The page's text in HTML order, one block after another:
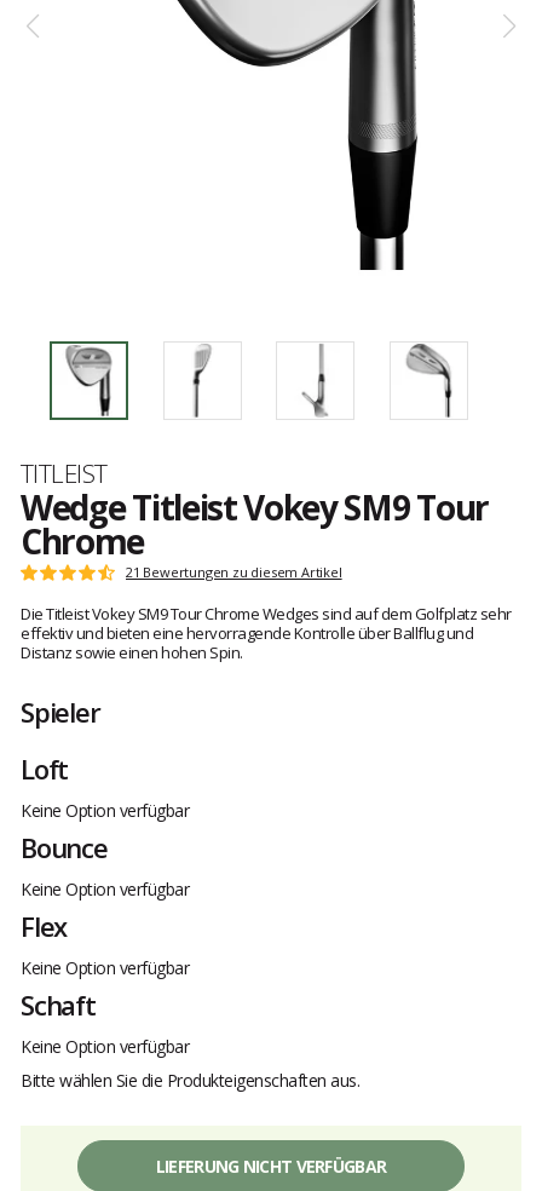
Marke
TITLEIST
Wedge Titleist Vokey SM9 Tour
Chrome
Kundenbewertungen
Note:
von
5
21 Bewertungen zu diesem Artikel
Die Titleist Vokey SM9 Tour Chrome Wedges sind auf dem Golfplatz sehr
effektiv und bieten eine hervorragende Kontrolle über Ballflug und
Distanz sowie einen hohen Spin.
Spieler
Loft
Keine Option verfügbar
Bounce
Keine Option verfügbar
Flex
Keine Option verfügbar
Schaft
Keine Option verfügbar
Bitte wählen Sie die Produkteigenschaften aus.
LIEFERUNG NICHT VERFÜGBAR